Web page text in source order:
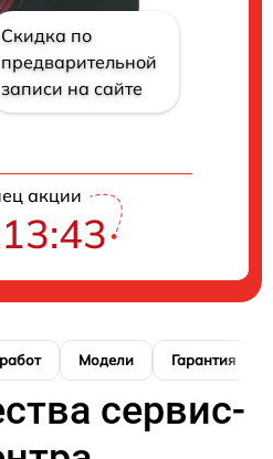
Скидка по
предварительной
записи на сайте
акции
Модели Гарантия
сервис-